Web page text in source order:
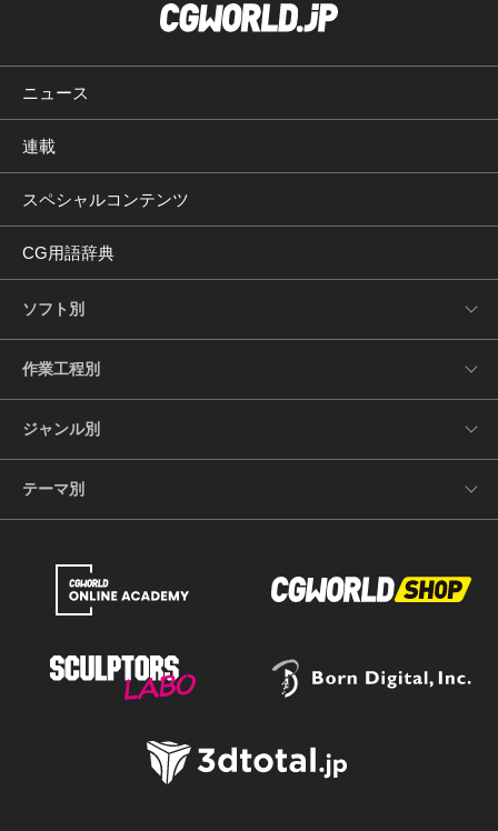
ニュース
連載
スペシャルコンテンツ
CG用語辞典
ソフト別
作業工程別
ジャンル別
テーマ別